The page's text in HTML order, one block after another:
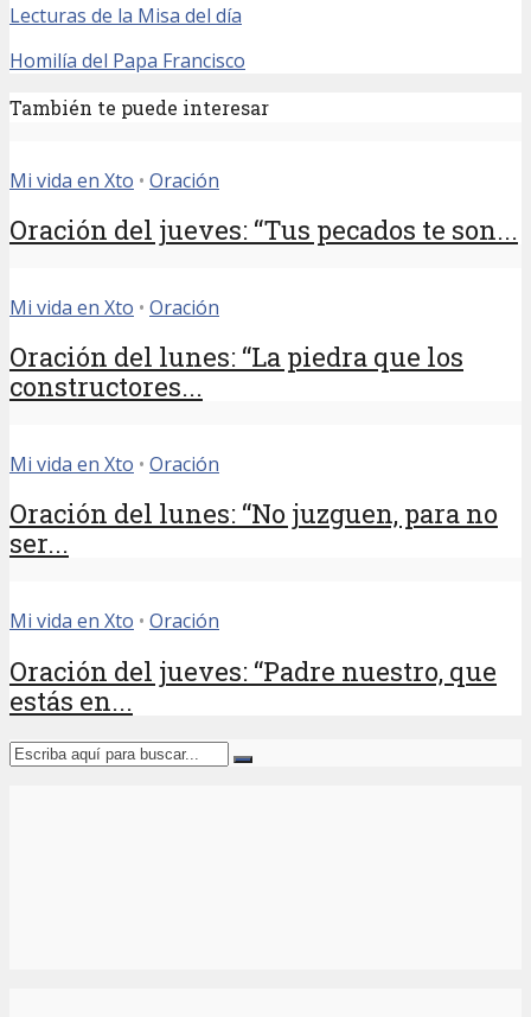
Lecturas de la Misa del día
Homilía del Papa Francisco
También te puede interesar
Mi vida en Xto • Oración
Oración del jueves: “Tus pecados te son...
Mi vida en Xto • Oración
Oración del lunes: “La piedra que los
constructores...
Mi vida en Xto • Oración
Oración del lunes: “No juzguen, para no
ser...
Mi vida en Xto • Oración
Oración del jueves: “Padre nuestro, que
estás en...